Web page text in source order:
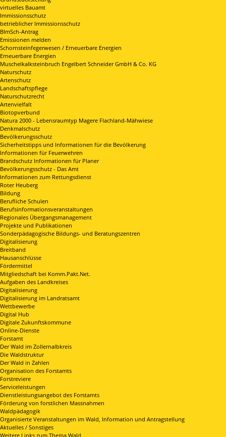
virtuelles Bauamt
Immissionsschutz
betrieblicher Immissionsschutz
BImSch-Antrag
Emissionen melden
Schornsteinfegerwesen / Erneuerbare Energien
Erneuerbare Energien
Muschelkalksteinbruch Engelbert Schneider GmbH & Co. KG
Naturschutz
Artenschutz
Landschaftspflege
Naturschutzrecht
Artenvielfalt
Biotopverbund
Natura 2000 - Lebensraumtyp Magere Flachland-Mähwiese
Denkmalschutz
Bevölkerungsschutz
Sicherheitstipps und Informationen für die Bevölkerung
Informationen für Feuerwehren
Brandschutz Informationen für Planer
Bevölkerungsschutz - Das Amt
Informationen zum Rettungsdienst
Roter Heuberg
Bildung
Berufliche Schulen
Berufsinformationsveranstaltungen
Regionales Übergangsmanagement
Projekte und Publikationen
Sonderpädagogische Bildungs- und Beratungszentren
Digitalisierung
Breitband
Hausanschlüsse
Fördermittel
Mitgliedschaft bei Komm.Pakt.Net.
Aufgaben des Landkreises
Digitalisierung
Digitalisierung im Landratsamt
Wettbewerbe
Digital Hub
Digitale Zukunftskommune
Online-Dienste
Forstamt
Der Wald im Zollernalbkreis
Die Waldstruktur
Der Wald in Zahlen
Organisation des Forstamts
Forstreviere
Serviceleistungen
Dienstleistungsangebot des Forstamts
Förderung von forstlichen Massnahmen
Waldpädagogik
Organisierte Veranstaltungen im Wald, Information und Antragstellung
Aktuelles / Sonstiges
Weitere Links zum Thema Wald